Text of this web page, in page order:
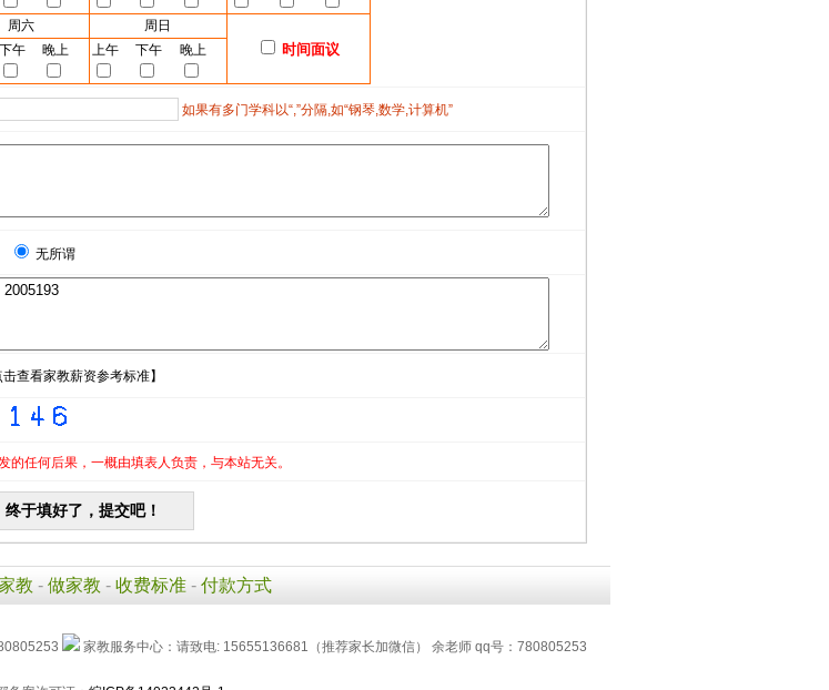
周六 周日
时间面议
下午 晚上 上午 下午 晚上
如果有多门学科以“,”分隔,如“钢琴,数学,计算机”
无所谓
击查看家教薪资参考标准】
的任何后果，一概由填表人负责，与本站无关。
教 - 做家教 - 收费标准 - 付款方式
家教服务中心：请致电: 15655136681（推荐家长加微信） 余老师 qq号：780805253